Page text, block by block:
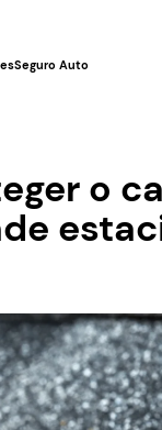
Seguro Auto
o